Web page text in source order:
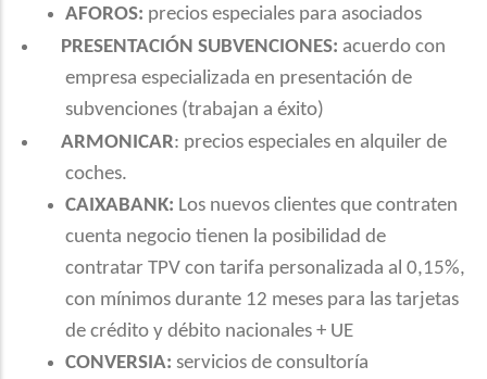
AFOROS: precios especiales para asociados
PRESENTACIÓN SUBVENCIONES: acuerdo con
empresa especializada en presentación de
subvenciones (trabajan a éxito)
ARMONICAR: precios especiales en alquiler de
coches.
CAIXABANK: Los nuevos clientes que contraten
cuenta negocio tienen la posibilidad de
contratar TPV con tarifa personalizada al 0,15%,
con mínimos durante 12 meses para las tarjetas
de crédito y débito nacionales + UE
CONVERSIA: servicios de consultoría